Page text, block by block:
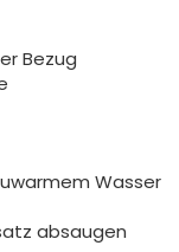
Bezug
Wasser
absaugen